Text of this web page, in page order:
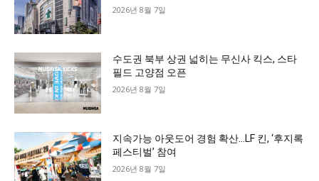
2026년 8월 7일
수도권 북부 상권 넓히는 무신사 킥스, 스타
필드 고양점 오픈
2026년 8월 7일
지속가능 아웃도어 경험 확산…LF 킨, ‘후지록
페스티벌’ 참여
2026년 8월 7일